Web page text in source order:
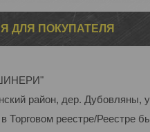
ДЛЯ ПОКУПАТЕЛЯ
район, дер. Дубовляны,
в Торговом реестре/Реестре